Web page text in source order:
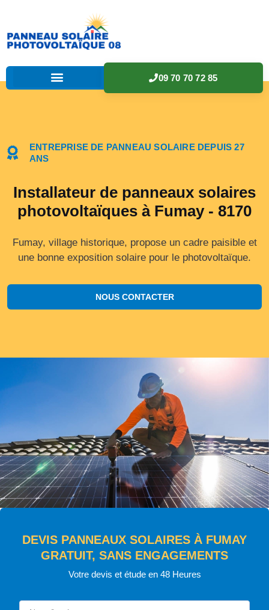
09 70 70 72 85
ENTREPRISE DE PANNEAU SOLAIRE DEPUIS 27
ANS
Installateur de panneaux solaires
photovoltaïques à Fumay - 8170
Fumay, village historique, propose un cadre paisible et
une bonne exposition solaire pour le photovoltaïque.
NOUS CONTACTER
DEVIS PANNEAUX SOLAIRES À FUMAY
GRATUIT, SANS ENGAGEMENTS
Votre devis et étude en 48 Heures